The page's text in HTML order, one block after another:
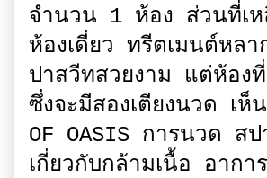
จำนวน 1 ห้อง ส่วนที่เ
ห้องเดี่ยว ทรีตเมนต์หล
ปาสวีทสวยงาม แต่ห้อง
ซึ่งจะมีสองเตียงนวด เ
OF OASIS การนวด ส
เกี่ยวกับกล้ามเนื้อ อาก